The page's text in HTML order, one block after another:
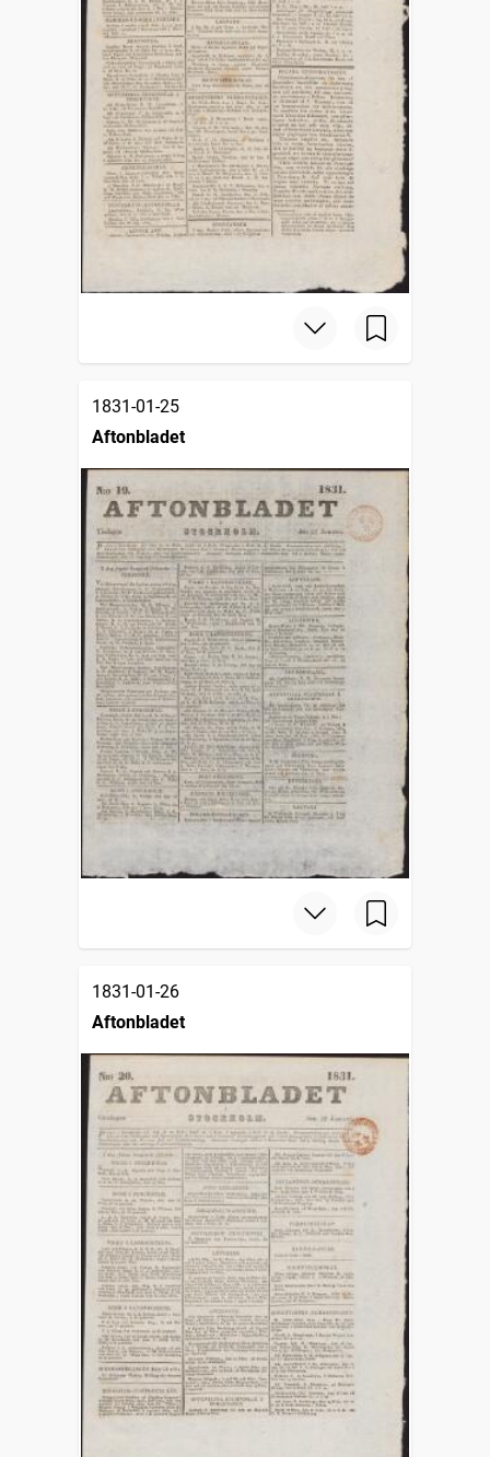
1831-01-25
Aftonbladet
1831-01-26
Aftonbladet